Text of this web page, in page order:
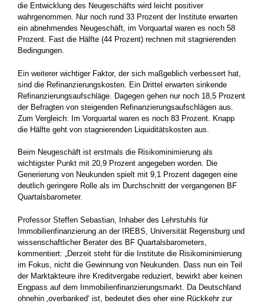
die Entwicklung des Neugeschäfts wird leicht positiver
wahrgenommen. Nur noch rund 33 Prozent der Institute erwarten
ein abnehmendes Neugeschäft, im Vorquartal waren es noch 58
Prozent. Fast die Hälfte (44 Prozent) rechnen mit stagnierenden
Bedingungen.
Ein weiterer wichtiger Faktor, der sich maßgeblich verbessert hat,
sind die Refinanzierungskosten. Ein Drittel erwarten sinkende
Refinanzierungsaufschläge. Dagegen gehen nur noch 18,5 Prozent
der Befragten von steigenden Refinanzierungsaufschlägen aus.
Zum Vergleich: Im Vorquartal waren es noch 83 Prozent. Knapp
die Hälfte geht von stagnierenden Liquiditätskosten aus.
Beim Neugeschäft ist erstmals die Risikominimierung als
wichtigster Punkt mit 20,9 Prozent angegeben worden. Die
Generierung von Neukunden spielt mit 9,1 Prozent dagegen eine
deutlich geringere Rolle als im Durchschnitt der vergangenen BF
Quartalsbarometer.
Professor Steffen Sebastian, Inhaber des Lehrstuhls für
Immobilienfinanzierung an der IREBS, Universität Regensburg und
wissenschaftlicher Berater des BF Quartalsbarometers,
kommentiert: „Derzeit steht für die Institute die Risikominimierung
im Fokus, nicht die Gewinnung von Neukunden. Dass nun ein Teil
der Marktakteure ihre Kreditvergabe reduziert, bewirkt aber keinen
Engpass auf dem Immobilienfinanzierungsmarkt. Da Deutschland
ohnehin ‚overbanked‘ ist, bedeutet dies eher eine Rückkehr zur